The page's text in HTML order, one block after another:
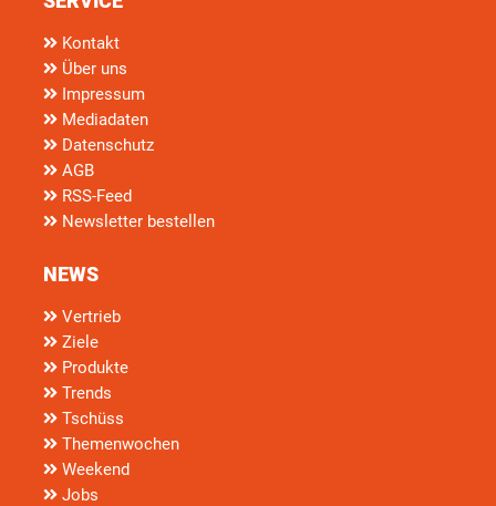
Kontakt
Über uns
Impressum
Mediadaten
Datenschutz
AGB
RSS-Feed
Newsletter bestellen
NEWS
Vertrieb
Ziele
Produkte
Trends
Tschüss
Themenwochen
Weekend
Jobs